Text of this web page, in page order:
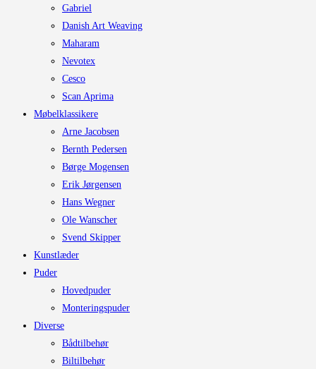
Gabriel
Danish Art Weaving
Maharam
Nevotex
Cesco
Scan Aprima
Møbelklassikere
Arne Jacobsen
Bernth Pedersen
Børge Mogensen
Erik Jørgensen
Hans Wegner
Ole Wanscher
Svend Skipper
Kunstlæder
Puder
Hovedpuder
Monteringspuder
Diverse
Bådtilbehør
Biltilbehør